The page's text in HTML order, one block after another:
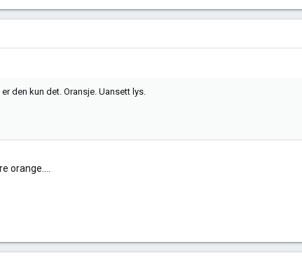
den kun det. Oransje. Uansett lys.
orange....